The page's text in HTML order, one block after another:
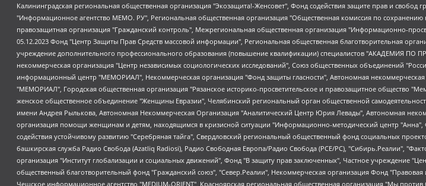
Калининградская региональная общественная организация "Экозащита!-Женсовет", Фонд содействия защите прав и свобод граждан "Общественный вердикт", Фонд "Институт Развития Свободы Информации", Частное учреждение "Информационное агентство МЕМО. РУ", Региональная общественная организация "Общественная комиссия по сохранению наследия академика Сахарова", Фонд поддержки свободы прессы, Санкт-Петербургская общественная правозащитная организация "Гражданский контроль", Межрегиональная общественная организация "Информационно-просветительский центр "Мемориал", Региональный Фонд "Центр Защиты Прав Средств Массовой Информации", с 05.12.2023 Фонд "Центр Защиты Прав Средств массовой информации", Региональная общественная благотворительная организация помощи беженцам и мигрантам "Гражданское содействие", Негосударственное образовательное учреждение дополнительного профессионального образования (повышение квалификации) специалистов "АКАДЕМИЯ ПО ПРАВАМ ЧЕЛОВЕКА", Свердловская региональная общественная организация "Сутяжник", Автономная некоммерческая организация "Центр независимых социологических исследований", Союз общественных объединений "Российский исследовательский центр по правам человека", Региональное общественное учреждение научно-информационный центр "МЕМОРИАЛ", Некоммерческая организация "Фонд защиты гласности", Автономная некоммерческая организация "Институт прав человека", Городская общественная организация "Екатеринбургское общество "МЕМОРИАЛ", Городская общественная организация "Рязанское историко-просветительское и правозащитное общество "Мемориал" (Рязанский Мемориал), Челябинский региональный орган общественной самодеятельности – женское общественное объединение "Женщины Евразии", Челябинский региональный орган общественной самодеятельности "Уральская правозащитная группа", Фонд содействия защите здоровья и социальной справедливости имени Андрея Рылькова, Автономная Некоммерческая Организация "Аналитический Центр Юрия Левады", Автономная некоммерческая организация социальной поддержки населения "Проект Апрель", Региональная общественная организация помощи женщинам и детям, находящимся в кризисной ситуации "Информационно-методический центр "Анна", Фонд содействия развитию массовых коммуникаций и правовому просвещению "Так-так-Так", Фонд содействия устойчивому развитию "Серебряная тайга", Свердловский региональный общественный фонд социальных проектов "Новое время", "Idel.Реалии", Кавказ.Реалии, Крым.Реалии, Телеканал Настоящее Время, Татаро-башкирская служба Радио Свобода (Azatliq Radiosi), Радио Свободная Европа/Радио Свобода (PCE/PC), "Сибирь.Реалии", "Фактограф", Благотворительный фонд помощи осужденным и их семьям, Автономная некоммерческая организация "Институт глобализации и социальных движений", Фонд "В защиту прав заключенных", Частное учреждение "Центр поддержки и содействия развитию средств массовой информации", Пензенский региональный общественный благотворительный фонд "Гражданский союз", "Север.Реалии", Некоммерческая организация Фонд "Правовая инициатива", Общество с ограниченной ответственностью "Радио Свободная Европа/Радио Свобода", Чешское информационное агентство "MEDIUM-ORIENT", Красноярская региональная общественная организация "Мы против СПИДа", Камалягин Денис Николаевич, Маркелов Сергей Евгеньевич, Пономарев Лев Александрович, Савицкая Людмила Алексеевна, Автономная некоммерческая организация "Центр по работе с проблемой насилия "НАСИЛИЮ.НЕТ", Межрегиональный профессиональный союз работников здравоохранения "Альянс врачей", Юридическое лицо, зарегистрированное в Латвийской Республике, SIA "Medusa Project" (регистрационный номер 40103797863, дата регистрации 10.06.2014), Некоммерческая организация "Фонд по борьбе с коррупцией", Автономная некоммерческая организация "Институт права и публичной политики", Баданин Роман Сергеевич, Гликин Максим Александрович, Железнова Мария Михайловна, Лукьянова Юлия Сергеевна, Маетная Елизавета Витальевна, Маняхин Петр Борисович, Чуракова Ольга Владимировна, Ярош Юлия Петровна, Юридическое лицо "The Insider SIA", зарегистрированное в Риге, Латвийская Республика (дата регистрации 26.06.2015), являющееся администратором доменного имени интернет-издания "The Insider SIA", https://theins.ru, Постернак Алексей Евгеньевич, Рубин Михаил Аркадьевич, Анин Роман Александрович, Юридическое лицо Istories fonds, зарегистрированное в Латвийской Республике (регистрационный номер 50008295751, дата регистрации 24.02.2020), Великовский Дмитрий Александрович, Долинина Ирина Николаевна, Мароховская Алеся Алексеевна, Шлейнов Роман Юрьевич, Шмагун Олеся Валентиновна, Общество с ограниченной ответственностью "Альтаир 2021", Общество с ограниченной ответственностью "Вега 2021", Общество с ограниченной ответственностью "Главный редактор 2021", Общество с ограниченной ответственностью "Ромашки монолит", Важенков Артем Валерьевич, Ивановская областная общественная организация "Центр гендерных исследований", Гурман Юрий Альбертович, Медиапроект "ОВД-Инфо", Егоров Владимир Владимирович, Жилинский Владимир Александрович, Общество с ограниченной ответственностью "ЗП", Иванова София Юрьевна, Карезина Инна Павловна, Кильтау Екатерина Викторовна, Петров Алексей Викторович, Пискунов Сергей Евгеньевич, Смирнов Сергей Сергеевич, Тихонов Михаил Сергеевич, Общество с ограниченной ответственностью "ЖУРНАЛИСТ-ИНОСТРАННЫЙ АГЕНТ", Арапова Галина